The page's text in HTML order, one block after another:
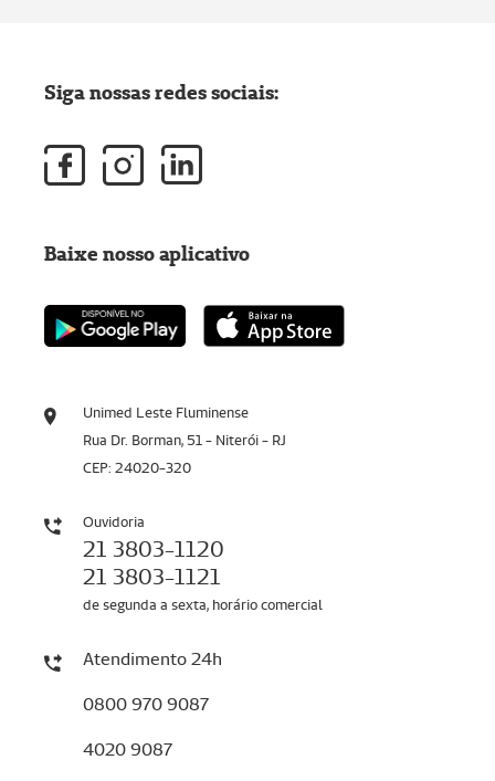
Unimed Leste Fluminense
Rua Dr. Borman, 51 - Niterói - RJ
CEP: 24020-320
Ouvidoria
21 3803-1120
21 3803-1121
de segunda a sexta, horário comercial
Atendimento 24h
0800 970 9087
4020 9087
Siga nossas redes sociais:
Baixe nosso aplicativo